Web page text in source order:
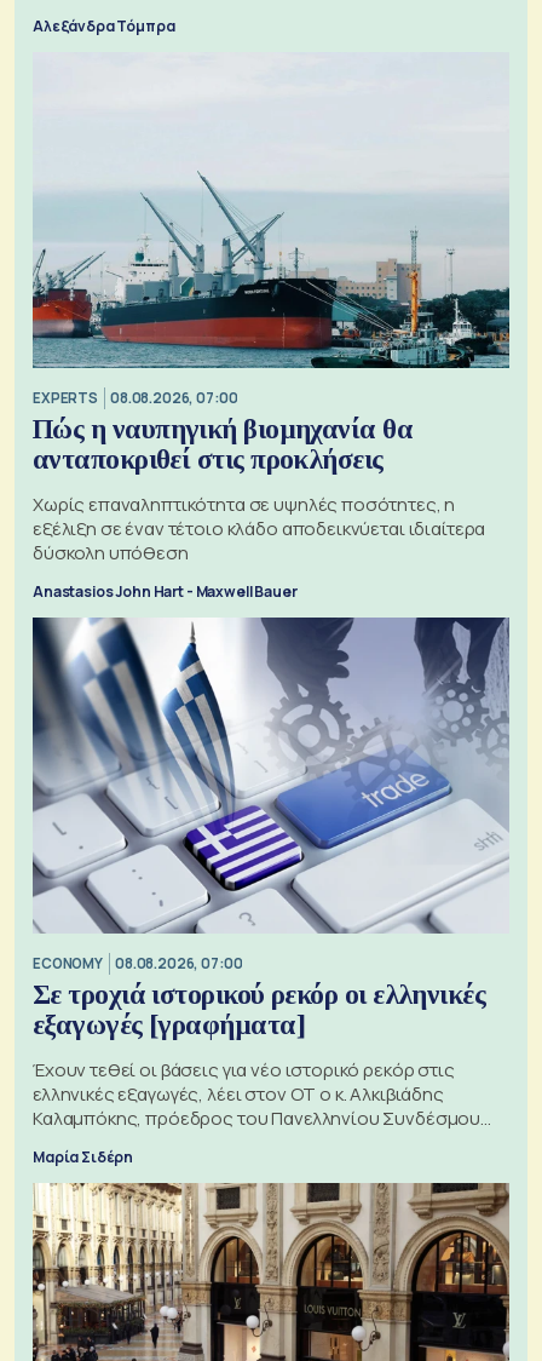
Αλεξάνδρα Τόμπρα
EXPERTS 08.08.2026, 07:00
Πώς η ναυπηγική βιομηχανία θα
ανταποκριθεί στις προκλήσεις
Χωρίς επαναληπτικότητα σε υψηλές ποσότητες, η
εξέλιξη σε έναν τέτοιο κλάδο αποδεικνύεται ιδιαίτερα
δύσκολη υπόθεση
Anastasios John Hart - Maxwell Bauer
ECONOMY 08.08.2026, 07:00
Σε τροχιά ιστορικού ρεκόρ οι ελληνικές
εξαγωγές [γραφήματα]
Έχουν τεθεί οι βάσεις για νέο ιστορικό ρεκόρ στις
ελληνικές εξαγωγές, λέει στον ΟΤ ο κ. Αλκιβιάδης
Καλαμπόκης, πρόεδρος του Πανελληνίου Συνδέσμου
Μαρία Σιδέρη